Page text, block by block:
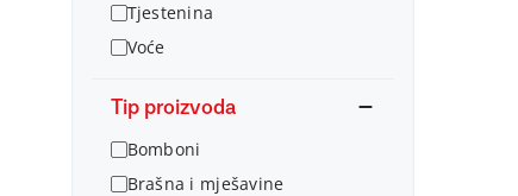
Tjestenina
Voće
Tip proizvoda
Bomboni
Brašna i mješavine